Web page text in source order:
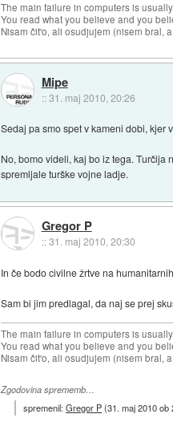
The main failure in computers is
You read what you believe and you
Nisam čit'o, ali osudjujem (nisem bral,
Mipe
::31. maj 2010, 20:26
Sedaj pa smo spet v kameni dobi, kjer
No, bomo videli, kaj bo iz tega.
spremljale turške vojne ladje.
Gregor P
::31. maj 2010, 20:30
In če bodo civilne žrtve na
Sam bi jim predlagal, da naj se prej
The main failure in computers is
You read what you believe and you
Nisam čit'o, ali osudjujem (nisem bral,
Zgodovina sprememb…
spremenil:Gregor P(31. maj 2010 ob